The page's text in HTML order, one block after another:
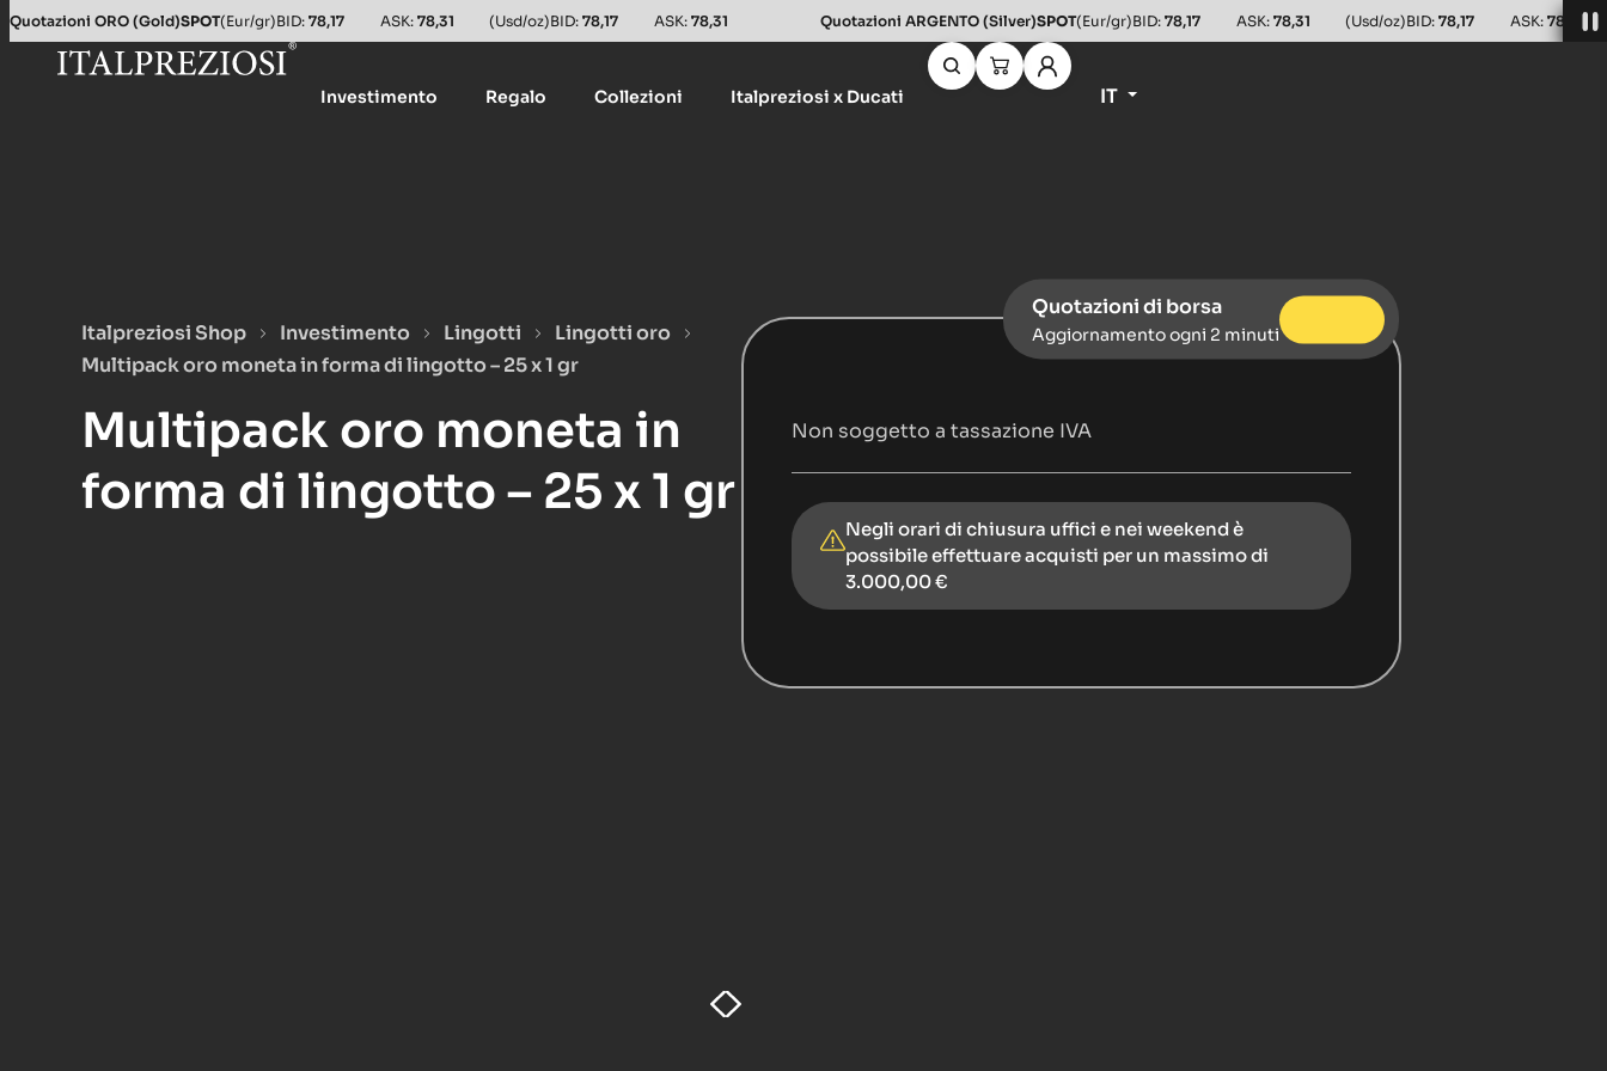
Quotazioni ORO (Gold)SPOT(Eur/gr)BID: 78,17 ASK: 78,31 (Usd/oz)BID: 78,17 ASK: 78,31 Quotazioni ARGENTO (Silver)SPOT(Eur/gr)BID: 78,17 ASK: 78,31 (Usd/oz)BID: 78,17 ASK: 78,31
Investimento Regalo Collezioni Italpreziosi x Ducati IT
Italpreziosi Shop Investimento Lingotti
Lingotti oro
Multipack oro moneta in forma di lingotto – 25 x 1 gr
Multipack oro moneta in
forma di lingotto – 25 x 1 gr
Quotazioni di borsa
Aggiornamento ogni 2 minuti
Non soggetto a tassazione IVA
Negli orari di chiusura uffici e nei weekend è
possibile effettuare acquisti per un massimo di
3.000,00 €